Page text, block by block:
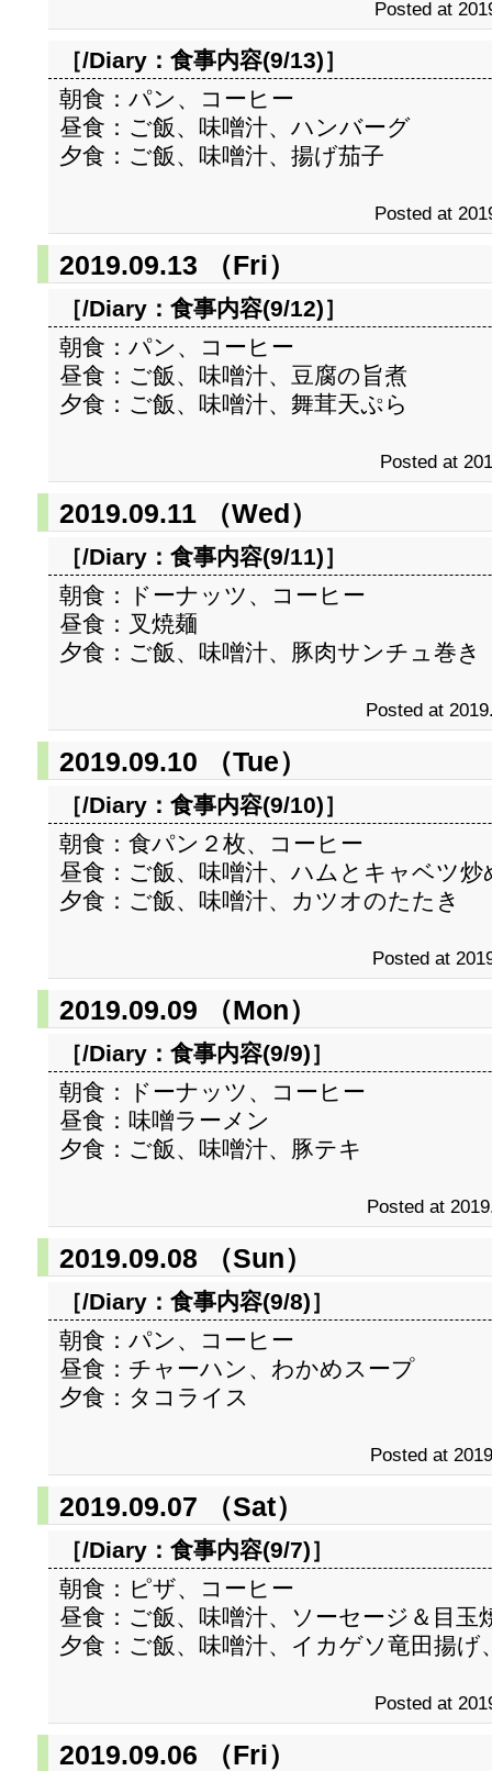
Posted at
［/Diary： 食事内容(9/13)］
朝食：パン、コーヒー
昼食：ご飯、味噌汁、ハンバーグ
夕食：ご飯、味噌汁、揚げ茄子
Posted at
2019.09.13 （Fri）
［/Diary： 食事内容(9/12)］
朝食：パン、コーヒー
昼食：ご飯、味噌汁、豆腐の旨煮
夕食：ご飯、味噌汁、舞茸天ぷら
Posted at
2019.09.11 （Wed）
［/Diary： 食事内容(9/11)］
朝食：ドーナッツ、コーヒー
昼食：叉焼麺
夕食：ご飯、味噌汁、豚肉サンチュ巻き
Posted at
2019.09.10 （Tue）
［/Diary： 食事内容(9/10)］
朝食：食パン２枚、コーヒー
昼食：ご飯、味噌汁、ハムとキャベツ炒
夕食：ご飯、味噌汁、カツオのたたき
Posted at
2019.09.09 （Mon）
［/Diary： 食事内容(9/9)］
朝食：ドーナッツ、コーヒー
昼食：味噌ラーメン
夕食：ご飯、味噌汁、豚テキ
Posted at
2019.09.08 （Sun）
［/Diary： 食事内容(9/8)］
朝食：パン、コーヒー
昼食：チャーハン、わかめスープ
夕食：タコライス
Posted at
2019.09.07 （Sat）
［/Diary： 食事内容(9/7)］
朝食：ピザ、コーヒー
昼食：ご飯、味噌汁、ソーセージ＆目玉
夕食：ご飯、味噌汁、イカゲソ竜田揚げ
Posted at
2019.09.06 （Fri）